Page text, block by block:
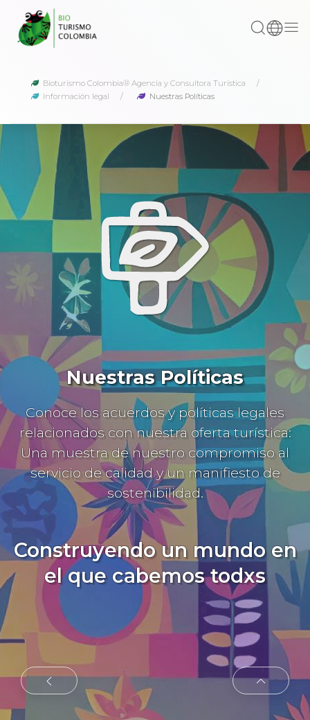
Bioturismo Colombia® Agencia y Consultora Turística
Información legal
Nuestras Políticas
Nuestras Políticas
Conoce los acuerdos y políticas legales
relacionados con nuestra oferta turística:
Una muestra de nuestro compromiso al
servicio de calidad y un manifiesto de
sostenibilidad.
Construyendo un mundo en
el que cabemos todxs